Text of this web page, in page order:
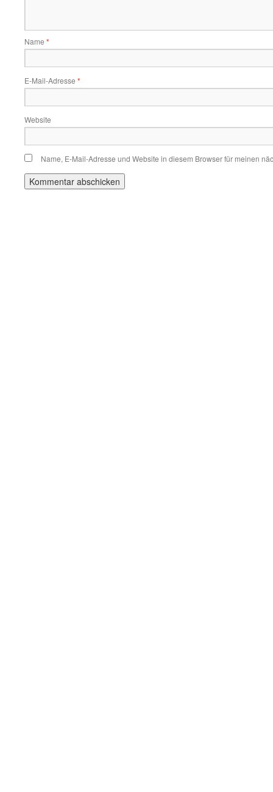
Name *
E-Mail-Adresse *
Website
Name, E-Mail-Adresse und Website in diesem Browser für meinen